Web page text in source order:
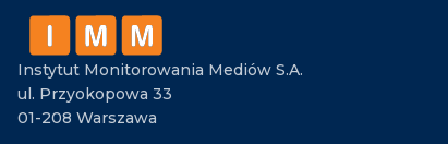
Instytut Monitorowania Mediów S.A.
ul. Przyokopowa 33
01-208 Warszawa